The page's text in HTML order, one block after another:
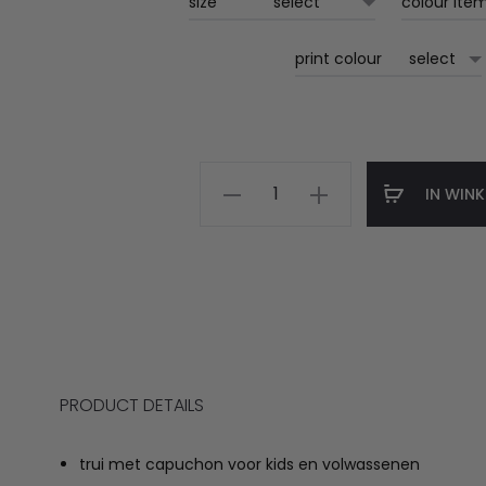
print colour
IN
PRODUCT DETAILS
trui met capuchon voor kids en volwassenen